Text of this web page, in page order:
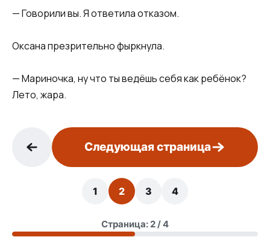
— Говорили вы. Я ответила отказом.
Оксана презрительно фыркнула.
— Мариночка, ну что ты ведёшь себя как ребёнок?
Лето, жара.
Следующая страница
1 2 3 4
Страница: 2 / 4